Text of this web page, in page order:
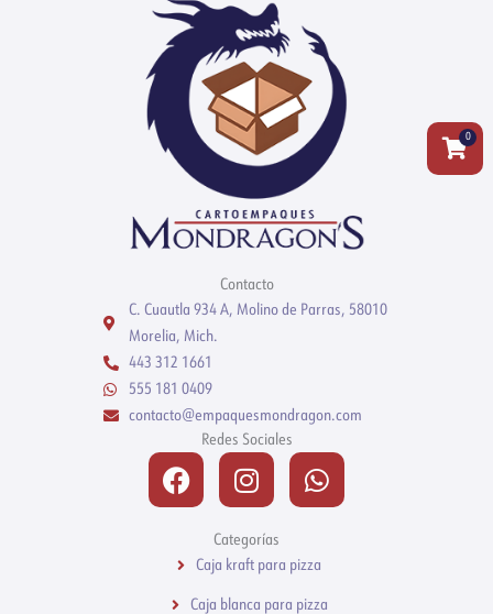
Contacto
C. Cuautla 934 A, Molino de Parras, 58010
Morelia, Mich.
443 312 1661
555 181 0409
contacto@empaquesmondragon.com
Redes Sociales
FacebookInstagramWhatsapp
Categorías
Caja kraft para pizza
Caja blanca para pizza
0